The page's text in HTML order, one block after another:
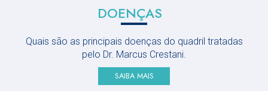
DOENÇAS
Quais são as principais doenças do quadril tratadas
pelo Dr. Marcus Crestani.
SAIBA MAIS